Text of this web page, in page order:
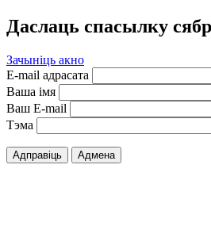
Даслаць спасылку
Зачыніць акно
E-mail адрасата
Ваша імя
Ваш E-mail
Тэма
Адправіць Адмена